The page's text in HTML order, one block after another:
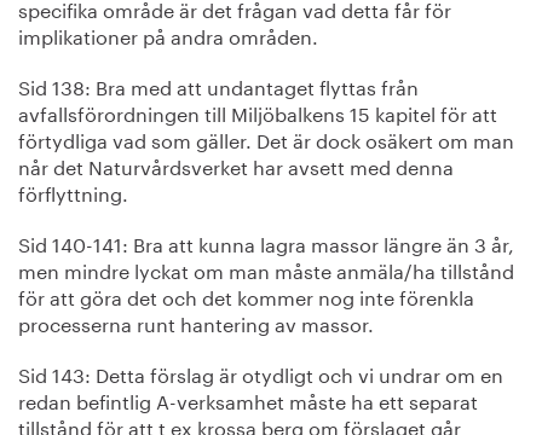
specifika område är det frågan vad detta får för
implikationer på andra områden.
Sid 138: Bra med att undantaget flyttas från
avfallsförordningen till Miljöbalkens 15 kapitel för att
förtydliga vad som gäller. Det är dock osäkert om man
når det Naturvårdsverket har avsett med denna
förflyttning.
Sid 140-141: Bra att kunna lagra massor längre än 3 år,
men mindre lyckat om man måste anmäla/ha tillstånd
för att göra det och det kommer nog inte förenkla
processerna runt hantering av massor.
Sid 143: Detta förslag är otydligt och vi undrar om en
redan befintlig A-verksamhet måste ha ett separat
tillstånd för att t ex krossa berg om förslaget går